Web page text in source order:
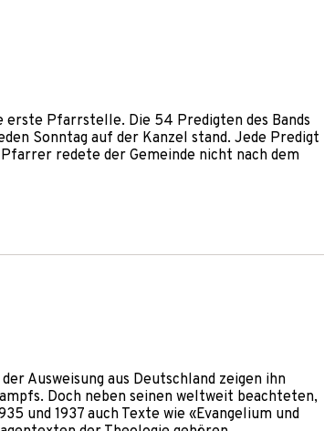
erste Pfarrstelle. Die 54 Predigten des Bands
Sonntag auf der Kanzel stand. Jede Predigt
redete der Gemeinde nicht nach dem
Ausweisung aus Deutschland zeigen ihn
Doch neben seinen weltweit beachteten,
und 1937 auch Texte wie «Evangelium und